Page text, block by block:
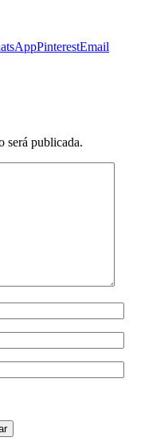
PinterestEmail
será publicada.